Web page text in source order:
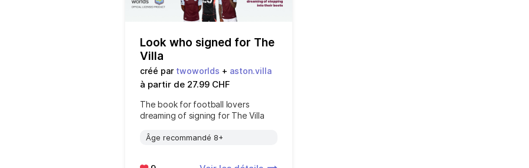
Look who signed for The
Villa
créé par twoworlds + aston.villa
à partir de 27.99 CHF
The book for football lovers
dreaming of signing for The Villa
Âge recommandé 8+